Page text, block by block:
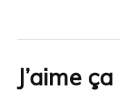
J’aime ça